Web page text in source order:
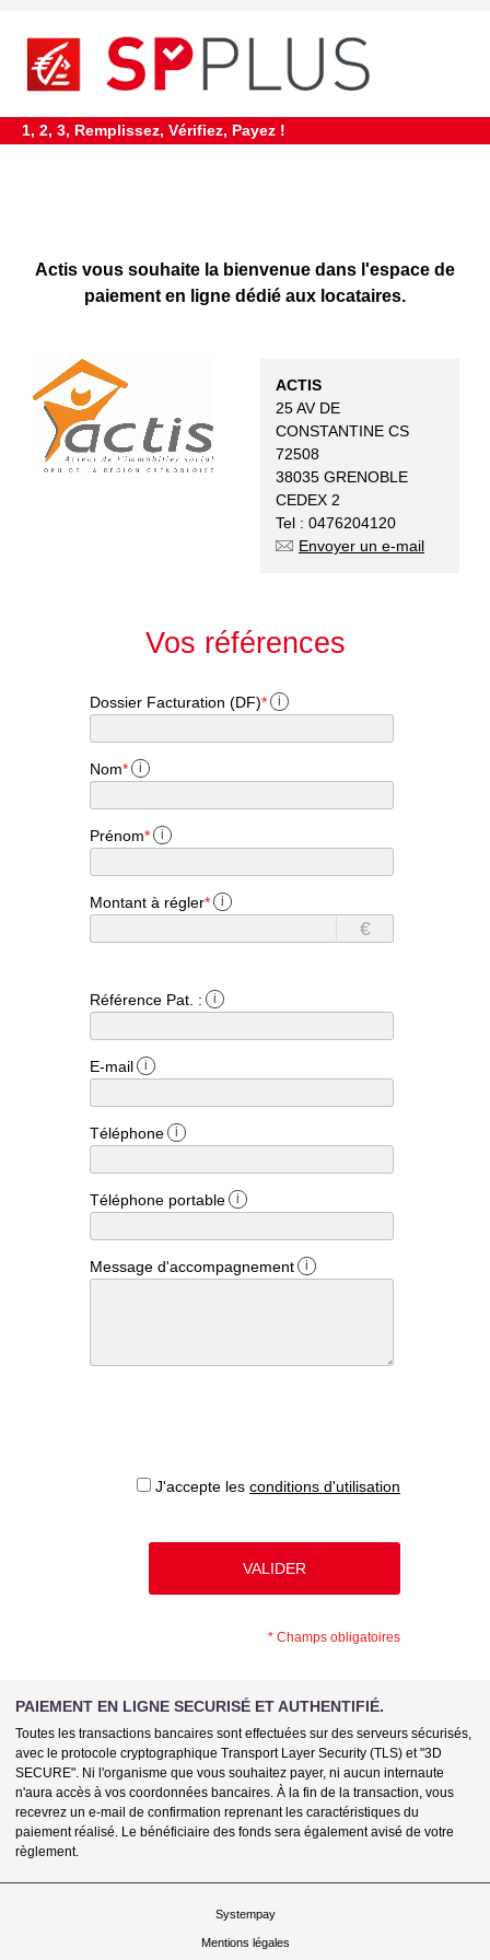
1, 2, 3, Remplissez, Vérifiez, Payez !
Actis vous souhaite la bienvenue dans l'espace de
paiement en ligne dédié aux locataires.
ACTIS
25 AV DE
CONSTANTINE CS
72508
38035 GRENOBLE
CEDEX 2
Tel : 0476204120
Envoyer un e-mail
Vos références
Dossier Facturation (DF)* i
Nom* i
Prénom* i
Montant à régler* i
€
Référence Pat. : i
E-mail i
Téléphone i
Téléphone portable i
Message d'accompagnement i
J'accepte les conditions d'utilisation
* Champs obligatoires
PAIEMENT EN LIGNE SECURISÉ ET AUTHENTIFIÉ.
Toutes les transactions bancaires sont effectuées sur des serveurs sécurisés,
avec le protocole cryptographique Transport Layer Security (TLS) et "3D
SECURE". Ni l'organisme que vous souhaitez payer, ni aucun internaute
n'aura accès à vos coordonnées bancaires. À la fin de la transaction, vous
recevrez un e-mail de confirmation reprenant les caractéristiques du
paiement réalisé. Le bénéficiaire des fonds sera également avisé de votre
règlement.
Systempay
Mentions légales